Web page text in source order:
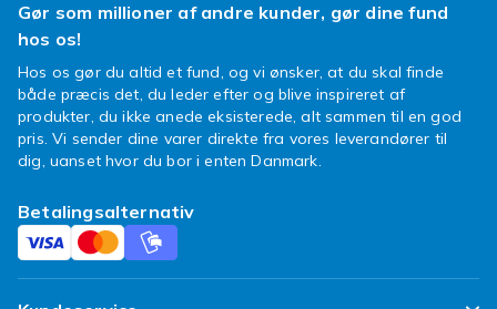
Gør som millioner af andre kunder, gør dine fund
hos os!
Hos os gør du altid et fund, og vi ønsker, at du skal finde
både præcis det, du leder efter og blive inspireret af
produkter, du ikke anede eksisterede, alt sammen til en god
pris. Vi sender dine varer direkte fra vores leverandører til
dig, uanset hvor du bor i enten Danmark.
Betalingsalternativ